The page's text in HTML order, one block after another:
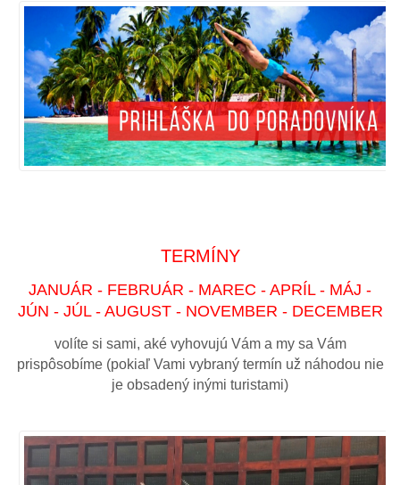
TERMÍNY
JANUÁR - FEBRUÁR - MAREC - APRÍL - MÁJ -
JÚN - JÚL - AUGUST - NOVEMBER - DECEMBER
volíte si sami, aké vyhovujú Vám a my sa Vám
prispôsobíme (pokiaľ Vami vybraný termín už náhodou nie
je obsadený inými turistami)